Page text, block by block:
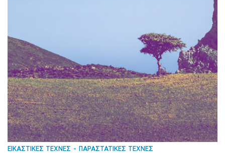
ΕΙΚΑΣΤΙΚΕΣ ΤΕΧΝΕΣ ΠΑΡΑΣΤΑΤΙΚΕΣ ΤΕΧΝΕΣ